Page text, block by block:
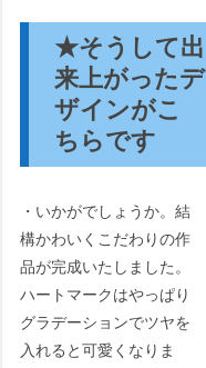
★そうして出
来上がったデ
ザインがこ
ちらです
・いかがでしょうか。結
構かわいくこだわりの作
品が完成いたしました。
ハートマークはやっぱり
グラデーションでツヤを
入れると可愛くなりま